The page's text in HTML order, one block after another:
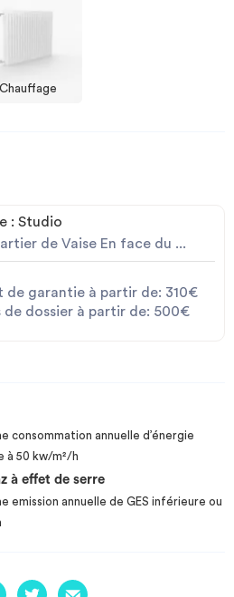
Chauffage
: Studio
de Vaise En face du ...
de garantie à partir de: 310€
de dossier à partir de: 500€
consommation annuelle d’énergie
à 50 kw/m²/h
à effet de serre
emission annuelle de GES inférieure ou